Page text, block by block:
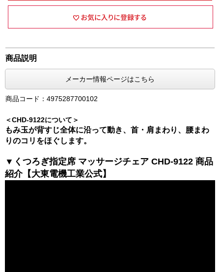
商品説明
メーカー情報ページはこちら
商品コード：4975287700102
＜CHD-9122について＞
もみ玉が背すじ全体に沿って動き、首・肩まわり、腰まわ
りのコリをほぐします。
▼くつろぎ指定席 マッサージチェア CHD-9122 商品
紹介【大東電機工業公式】